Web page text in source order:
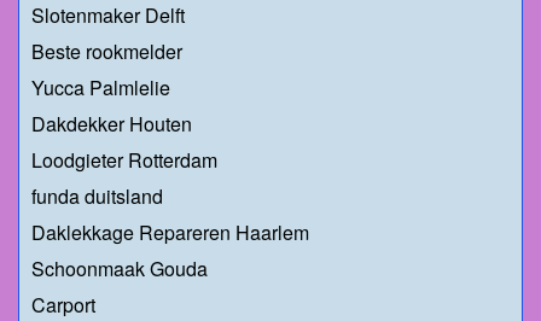
Slotenmaker Delft
Beste rookmelder
Yucca Palmlelie
Dakdekker Houten
Loodgieter Rotterdam
funda duitsland
Daklekkage Repareren Haarlem
Schoonmaak Gouda
Carport